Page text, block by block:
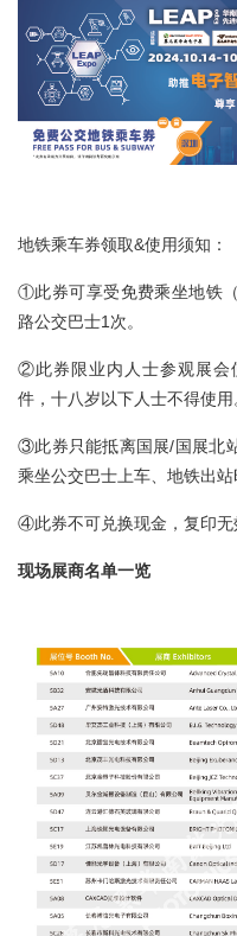
地铁乘车券领取&使用须知：
①此券可享受免费乘坐地铁
路公交巴士1次。
②此券限业内人士参观展会
件，十八岁以下人士不得使用
③此券只能抵离国展/国展北
乘坐公交巴士上车、地铁出站
④此券不可兑换现金，复印无
现场展商名单一览